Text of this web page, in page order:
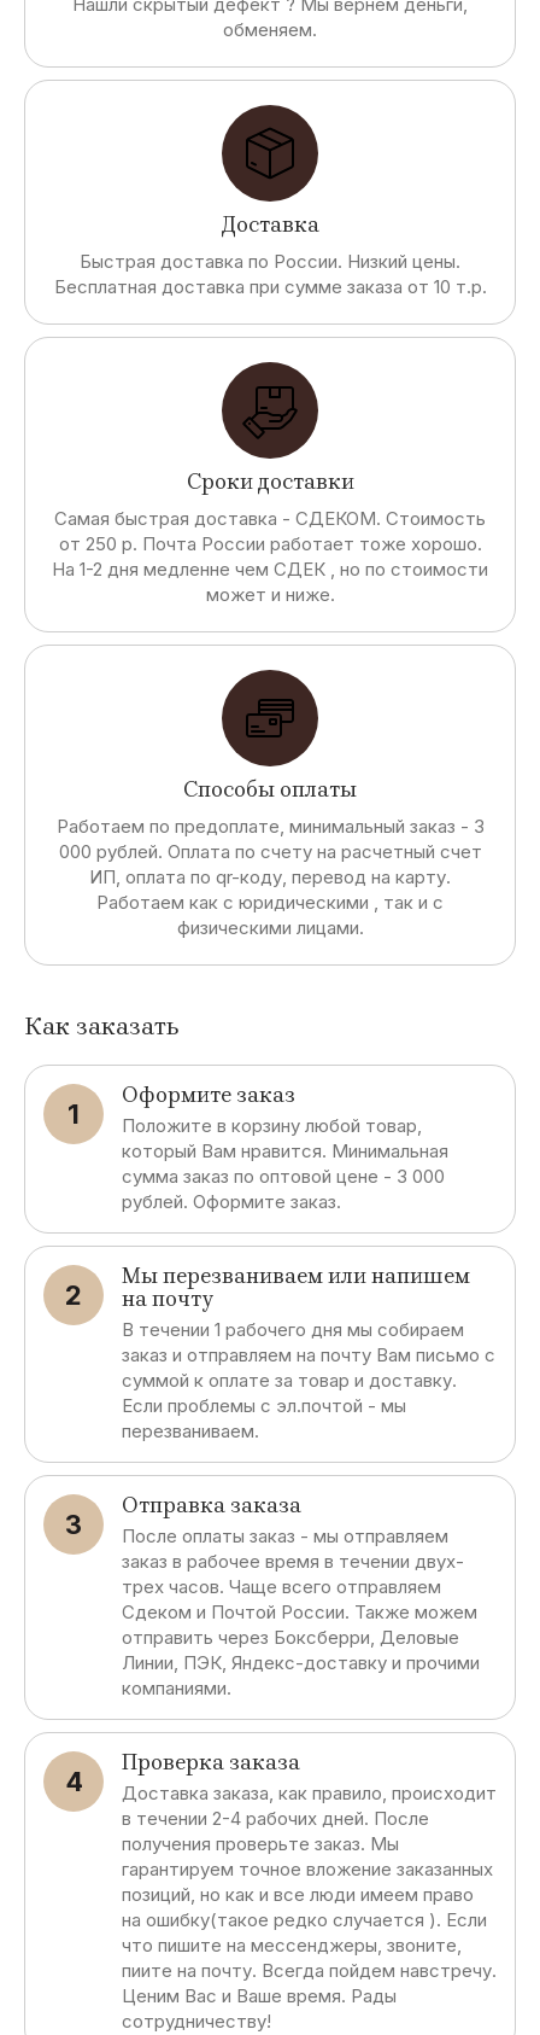
обменяем.
Доставка
Быстрая доставка по России. Низкий цены.
Бесплатная доставка при сумме заказа от 10 т.р.
Сроки доставки
Самая быстрая доставка - СДЕКОМ. Стоимость
от 250 р. Почта России работает тоже хорошо.
На 1-2 дня медленне чем СДЕК , но по стоимости
может и ниже.
Способы оплаты
Работаем по предоплате, минимальный заказ - 3
000 рублей. Оплата по счету на расчетный счет
ИП, оплата по qr-коду, перевод на карту.
Работаем как с юридическими , так и с
физическими лицами.
Как заказать
1
Оформите заказ
Положите в корзину любой товар,
который Вам нравится. Минимальная
сумма заказ по оптовой цене - 3 000
рублей. Оформите заказ.
2
Мы перезваниваем или напишем
на почту
В течении 1 рабочего дня мы собираем
заказ и отправляем на почту Вам письмо с
суммой к оплате за товар и доставку.
Если проблемы с эл.почтой - мы
перезваниваем.
3
Отправка заказа
После оплаты заказ - мы отправляем
заказ в рабочее время в течении двух-
трех часов. Чаще всего отправляем
Сдеком и Почтой России. Также можем
отправить через Боксберри, Деловые
Линии, ПЭК, Яндекс-доставку и прочими
компаниями.
4
Проверка заказа
Доставка заказа, как правило, происходит
в течении 2-4 рабочих дней. После
получения проверьте заказ. Мы
гарантируем точное вложение заказанных
позиций, но как и все люди имеем право
на ошибку(такое редко случается ). Если
что пишите на мессенджеры, звоните,
пиите на почту. Всегда пойдем навстречу.
Ценим Вас и Ваше время. Рады
сотрудничеству!